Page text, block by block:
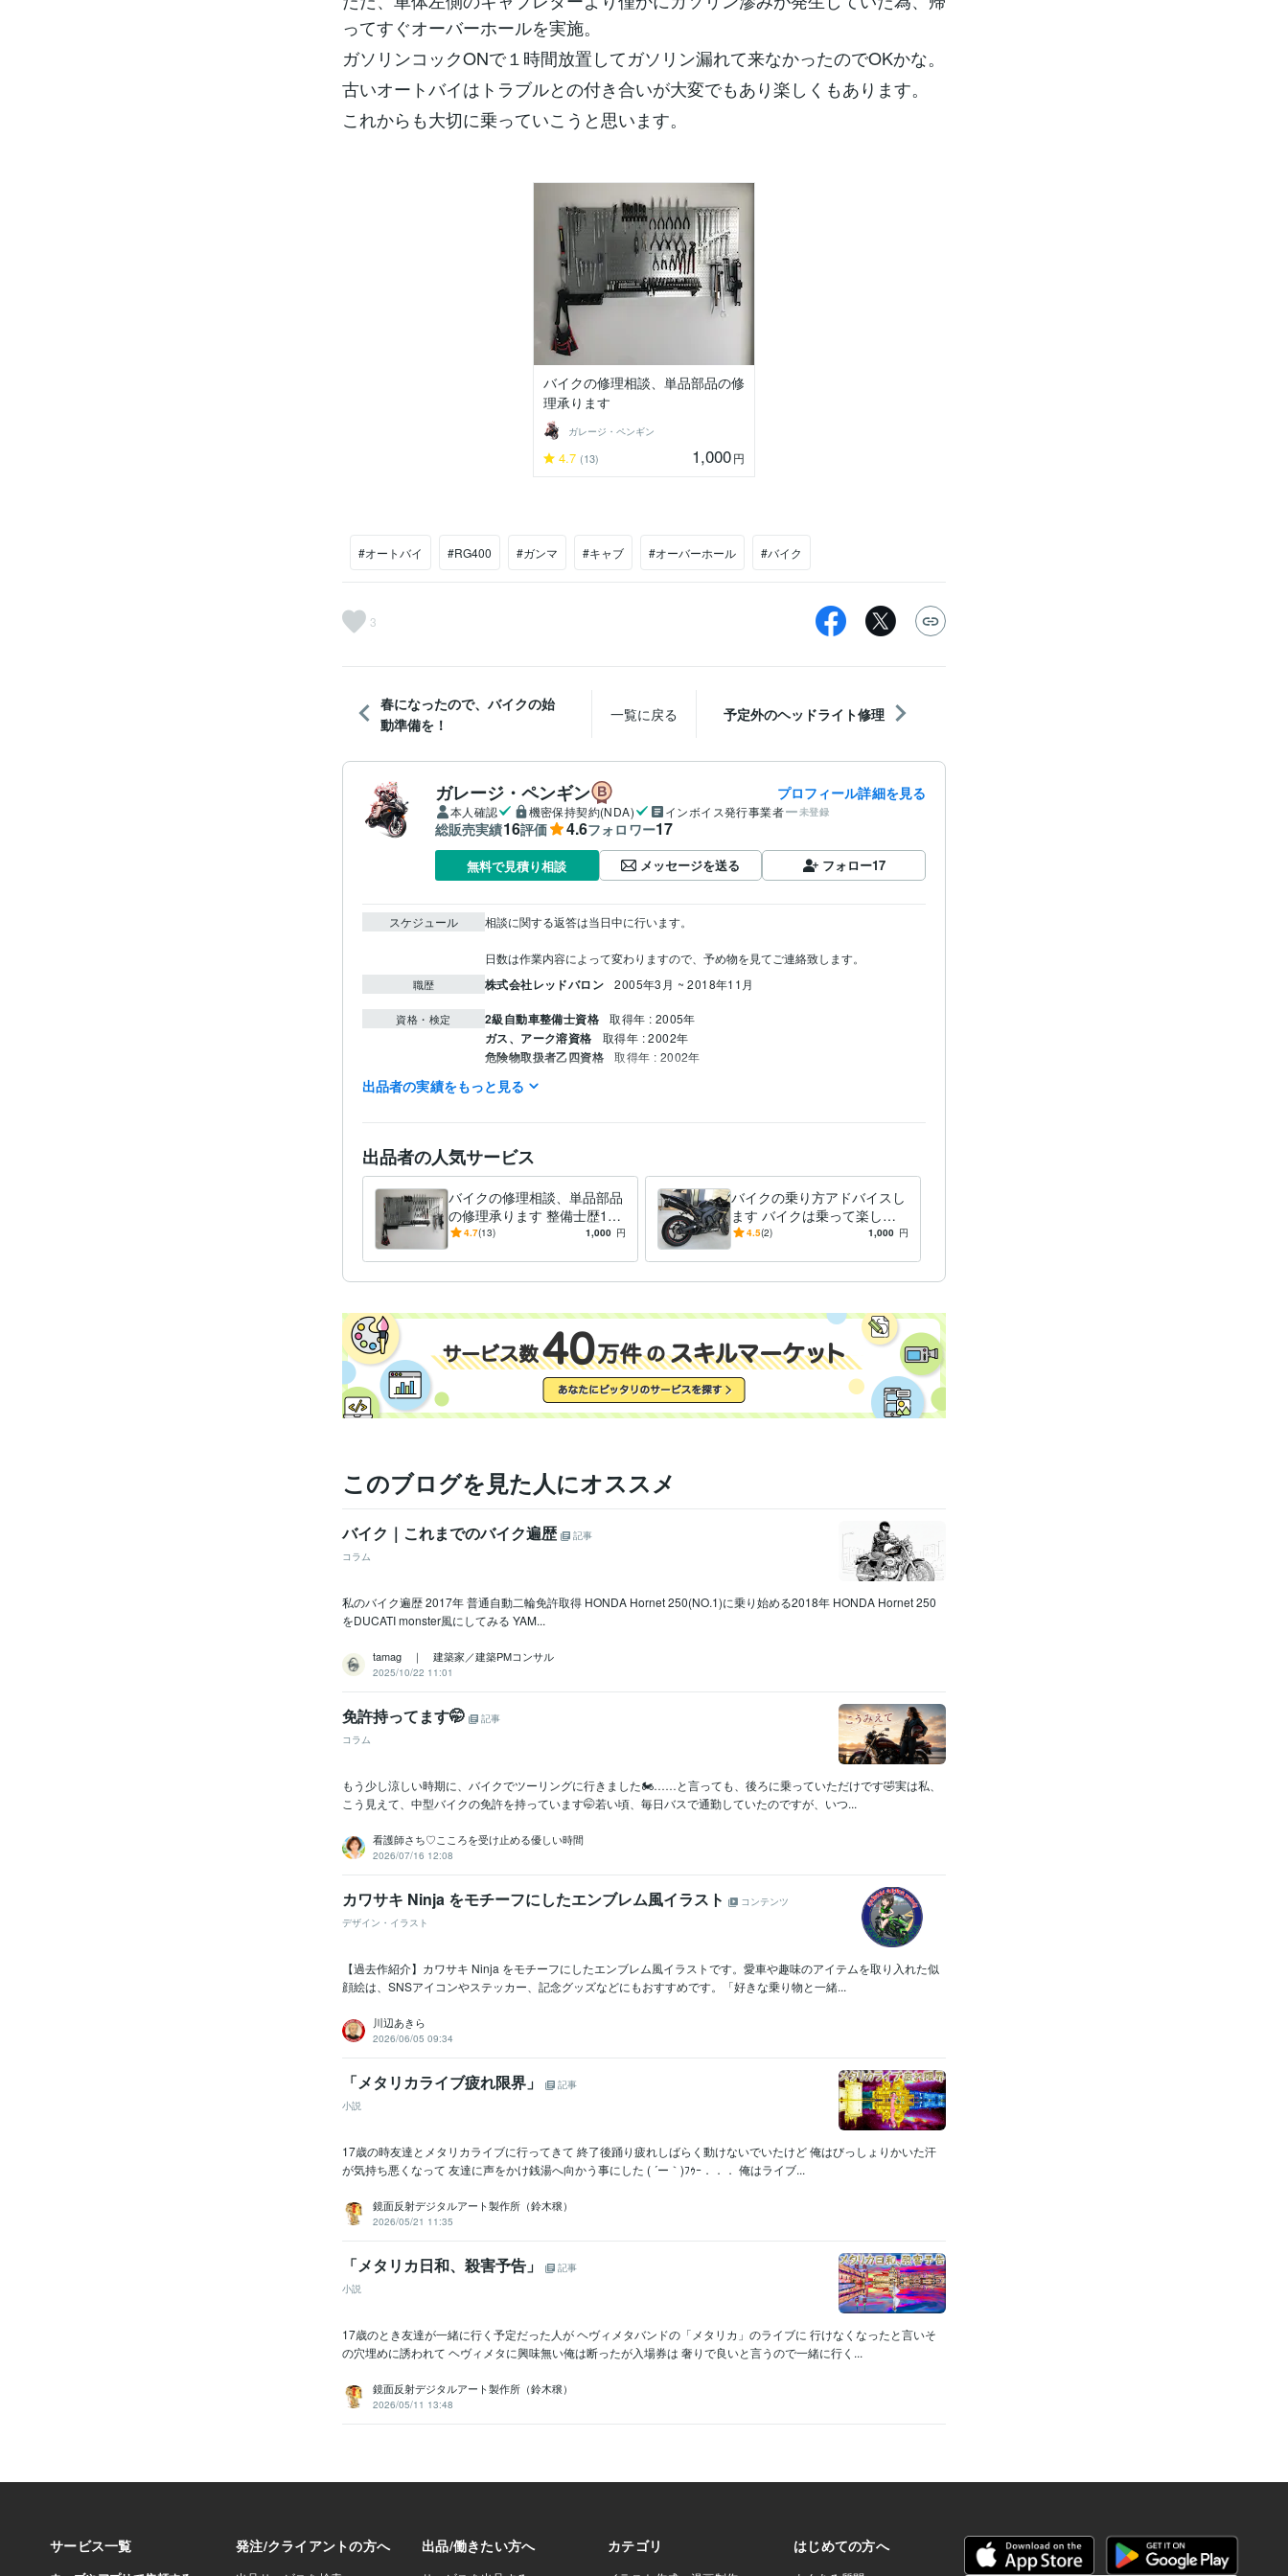
ってすぐオーバーホールを実施。
ガソリンコックONで１時間放置してガソリン漏れて来なかったのでOKかな。
古いオートバイはトラブルとの付き合いが大変でもあり楽しくもあります。
これからも大切に乗っていこうと思います。
バイクの修理相談、単品部品の修
理承ります
ガレージ・ペンギン
4.7 (13) 1,000円
#オートバイ #RG400 #ガンマ #キャブ #オーバーホール #バイク
3
春になったので、バイクの始
動準備を！
一覧に戻る 予定外のヘッドライト修理
ガレージ・ペンギン プロフィール詳細を見る
本人確認 機密保持契約(NDA) インボイス発行事業者 未登録
総販売実績16評価 4.6フォロワー17
無料で見積り相談 メッセージを送る フォロー17
スケジュール 相談に関する返答は当日中に行います。
日数は作業内容によって変わりますので、予め物を見てご連絡致します。
職歴 株式会社レッドバロン 2005年3月 ~ 2018年11月
資格・検定 2級自動車整備士資格 取得年 : 2005年
ガス、アーク溶資格 取得年 : 2002年
危険物取扱者乙四資格 取得年 : 2002年
得意分野 住まい・美容・生活相談
出品者の実績をもっと見る
出品者の人気サービス
バイクの修理相談、単品部品
の修理承ります 整備士歴18
年ライダー歴20年の経験で相
4.7(13) 1,000 円
バイクの乗り方アドバイスし
ます バイクは乗って楽しむ
乗り物。一緒に上達できれば
4.5(2) 1,000 円
このブログを見た人にオススメ
バイク｜これまでのバイク遍歴
記事
コラム
私のバイク遍歴 2017年 普通自動二輪免許取得 HONDA Hornet 250(NO.1)に乗り始める2018年 HONDA Hornet 250
をDUCATI monster風にしてみる YAM...
tamag ｜ 建築家／建築PMコンサル
2025/10/22 11:01
免許持ってます🤭
記事
コラム
もう少し涼しい時期に、バイクでツーリングに行きました🏍️……と言っても、後ろに乗っていただけです🤣実は私、
こう見えて、中型バイクの免許を持っています🤭若い頃、毎日バスで通勤していたのですが、いつ...
看護師さち♡こころを受け止める優しい時間
2026/07/16 12:08
カワサキ Ninja をモチーフにしたエンブレム風イラスト
コンテンツ
デザイン・イラスト
【過去作紹介】カワサキ Ninja をモチーフにしたエンブレム風イラストです。愛車や趣味のアイテムを取り入れた似
顔絵は、SNSアイコンやステッカー、記念グッズなどにもおすすめです。「好きな乗り物と一緒...
川辺あきら
2026/06/05 09:34
「メタリカライブ疲れ限界」
記事
小説
17歳の時友達とメタリカライブに行ってきて 終了後踊り疲れしばらく動けないでいたけど 俺はびっしょりかいた汗
が気持ち悪くなって 友達に声をかけ銭湯へ向かう事にした ( ´ー｀)ﾌｩｰ．．． 俺はライブ...
鏡面反射デジタルアート製作所（鈴木穣）
2026/05/21 11:35
「メタリカ日和、殺害予告」
記事
小説
17歳のとき友達が一緒に行く予定だった人が ヘヴィメタバンドの「メタリカ」のライブに 行けなくなったと言いそ
の穴埋めに誘われて ヘヴィメタに興味無い俺は断ったが入場券は 奢りで良いと言うので一緒に行く...
鏡面反射デジタルアート製作所（鈴木穣）
2026/05/11 13:48